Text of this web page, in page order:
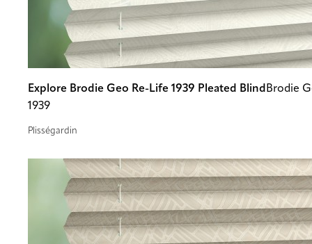
Explore Brodie Geo Re-Life 1939 Pleated Blind Brodie
1939
Plisségardin